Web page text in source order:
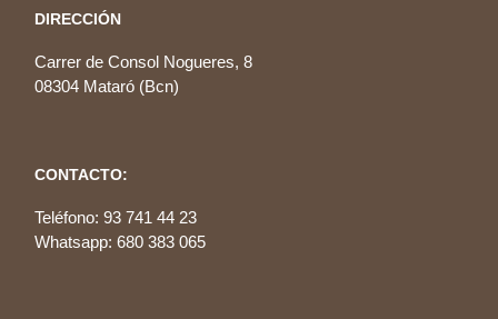
DIRECCIÓN
Carrer de Consol Nogueres, 8
08304 Mataró (Bcn)
CONTACTO:
Teléfono: 93 741 44 23
Whatsapp: 680 383 065